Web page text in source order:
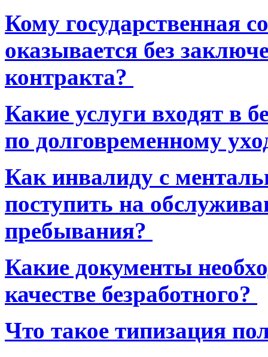
Кому государственная
оказывается без
контракта?
Какие услуги входят в
по долговременному
Как инвалиду с
поступить на
пребывания?
Какие документы
качестве безработного?
Что такое типизация